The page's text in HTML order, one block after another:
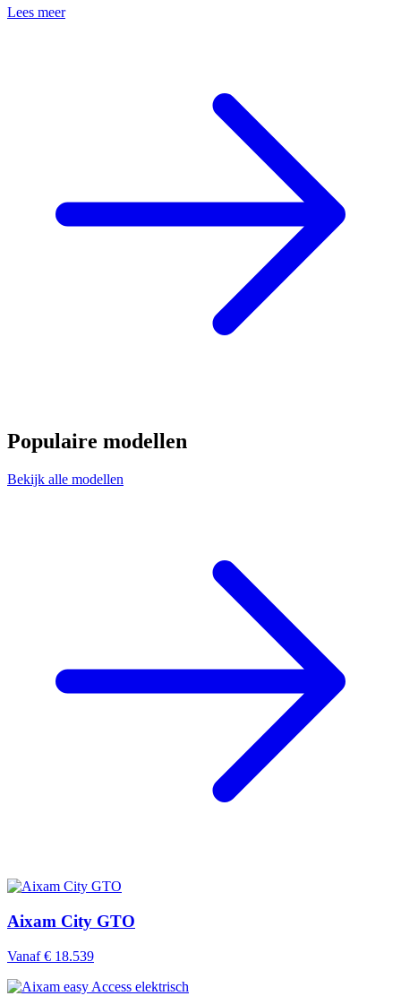
Lees meer
Populaire modellen
Bekijk alle modellen
Aixam City GTO
Vanaf € 18.539